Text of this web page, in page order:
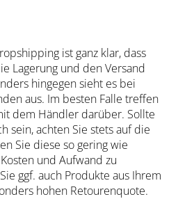
ist ganz klar, dass
Lagerung und den Versand
hingegen sieht es bei
aus. Im besten Falle treffen
dem Händler darüber. Sollte
sein, achten Sie stets auf die
Sie diese so gering wie
und Aufwand zu
ggf. auch Produkte aus Ihrem
hohen Retourenquote.